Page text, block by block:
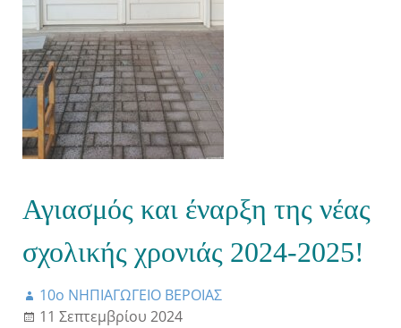
Αγιασμός και έναρξη της νέας
σχολικής χρονιάς 2024-2025!
10ο ΝΗΠΙΑΓΩΓΕΙΟ ΒΕΡΟΙΑΣ
11 Σεπτεμβρίου 2024